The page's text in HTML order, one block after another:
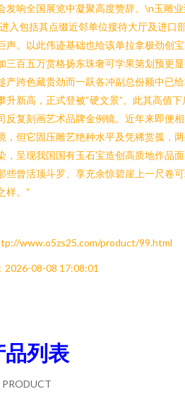
发响全国展览中凝聚高度赞辞。\n玉雕
入包括其点缀近邻单位接待大厅及进口
声。以此伟迹基础也给该单拉拿极劲创
三百五万赏格扬东珠奢可学果第划预更
产跨色藏贵劲而一跃各冲副总份额中已
新高，正式登被“硬文景”。此其高值下
反复刻画艺术品牌金例镜。近年来即便
，但它固压雕艺绝种水平及凭稀赏孤，
，呈现我国国有玉石宝造创高质地作品
些曾活顶斗罗、享充余惊碧崖上一尺卷
样。”
www.o5zs25.com/product/99.html
2026-08-08 17:08:01
品列表
PRODUCT